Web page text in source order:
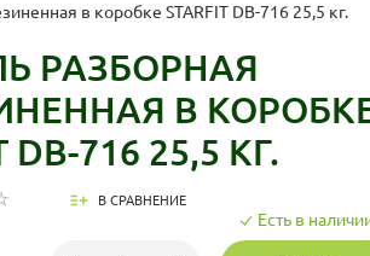
в коробке STARFIT DB-716 25,5 кг.
РАЗБОРНАЯ
В
DB-716 25,5 КГ.
В СРАВНЕНИЕ
Есть в